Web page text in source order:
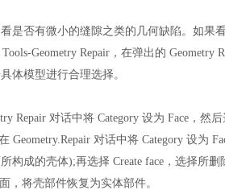
是否有微小的缝隙之类的几何缺陷。如
Geometry Repair，在弹出的
体模型进行合理选择。
Repair 对话中将 Category 设为 Face，然
Geometry.Repair 对话中将 Category 设为
构成的壳体);再选择 Create face，选择所
，将壳部件恢复为实体部件。